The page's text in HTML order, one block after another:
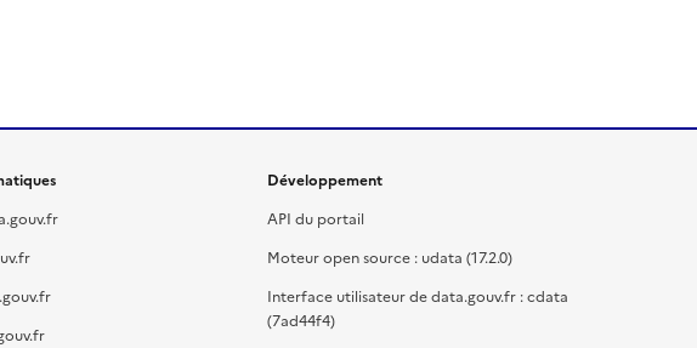
Développement
API du portail
Moteur open source : udata (17.2.0)
Interface utilisateur de data.gouv.fr : cdata
(7ad44f4)